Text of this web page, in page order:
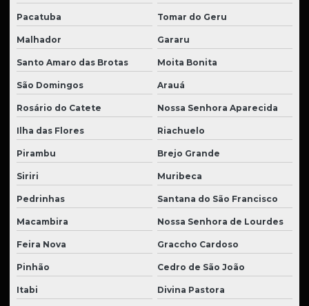
Pacatuba Tomar do Geru
Malhador Gararu
Santo Amaro das Brotas Moita Bonita
São Domingos Arauá
Rosário do Catete Nossa Senhora Aparecida
Ilha das Flores Riachuelo
Pirambu Brejo Grande
Siriri Muribeca
Pedrinhas Santana do São Francisco
Macambira Nossa Senhora de Lourdes
Feira Nova Graccho Cardoso
Pinhão Cedro de São João
Itabi Divina Pastora